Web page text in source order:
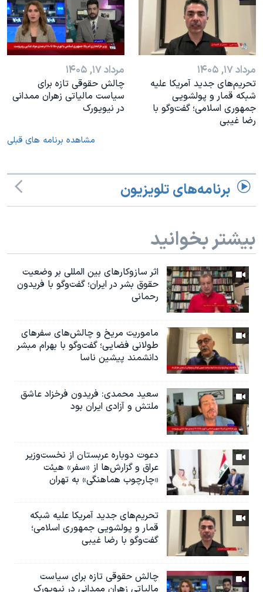
مرداد ۱۷, ۱۴۰۵
تحریم‌های جدید آمریکا علیه
شبکه قمار و پولشویی
جمهوری اسلامی؛ گفت‌وگو با
رضا غیبی
مرداد ۱۷, ۱۴۰۵
چالش حقوقی تازه برای
سیاست مالیاتی زهران ممدانی
در نیویورک
مشاهده برنامه های قبلی
برنامه‌های تلویزیون
بیشتر بخوانید
اثر ساز‌و‌کارهای بین المللی بر وضعیت
حقوق بشر در ایران؛ گفت‌وگو با فریدون
رحمانی
ماموریت مریخ و چالش‌های سفرهای
طولانی فضایی؛ گفت‌وگو با بهرام مبشر
دانشمند پیشین ناسا
سعید محمدی: فریدون فرخزاد عاشق
ملتش و آزادی ایران بود
دعوت دوباره عربستان از نخست‌وزیر
عراق و گزارش‌ها از «سفر» هیئت
«چارچوب هماهنگی» به تهران
تحریم‌های جدید آمریکا علیه شبکه
قمار و پولشویی جمهوری اسلامی؛
گفت‌وگو با رضا غیبی
چالش حقوقی تازه برای سیاست
مالیاتی زهران ممدانی در نیویورک